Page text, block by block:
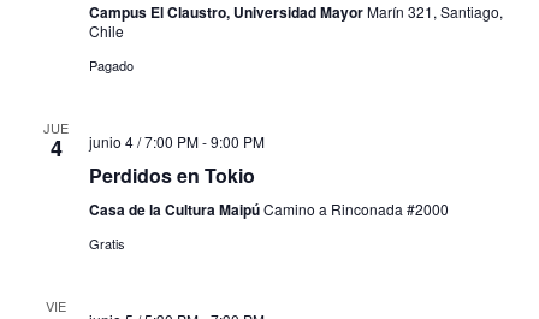
Campus El Claustro, Universidad MayorMarín 321, Santiago,
Chile
Pagado
JUE
4 junio 4 / 7:00 PM-9:00 PM
Perdidos en Tokio
Casa de la Cultura MaipúCamino a Rinconada #2000
Gratis
VIE